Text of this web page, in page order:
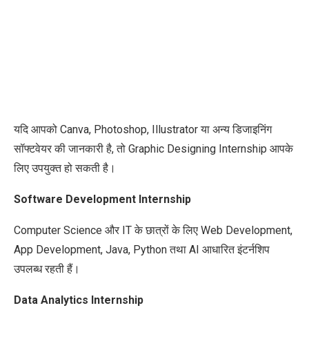
यदि आपको Canva, Photoshop, Illustrator या अन्य डिजाइनिंग
सॉफ्टवेयर की जानकारी है, तो Graphic Designing Internship आपके
लिए उपयुक्त हो सकती है।
Software Development Internship
Computer Science और IT के छात्रों के लिए Web Development,
App Development, Java, Python तथा AI आधारित इंटर्नशिप
उपलब्ध रहती हैं।
Data Analytics Internship